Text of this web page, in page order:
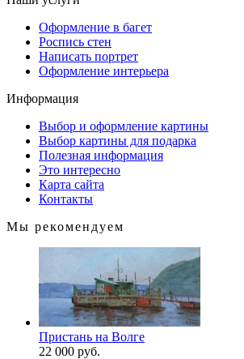
Оформление в багет
Роспись стен
Написать портрет
Оформление интерьера
Информация
Выбор и оформление картины
Выбор картины для подарка
Полезная информация
Это интересно
Карта сайта
Контакты
Мы рекомендуем
Пристань на Волге
22 000 руб.